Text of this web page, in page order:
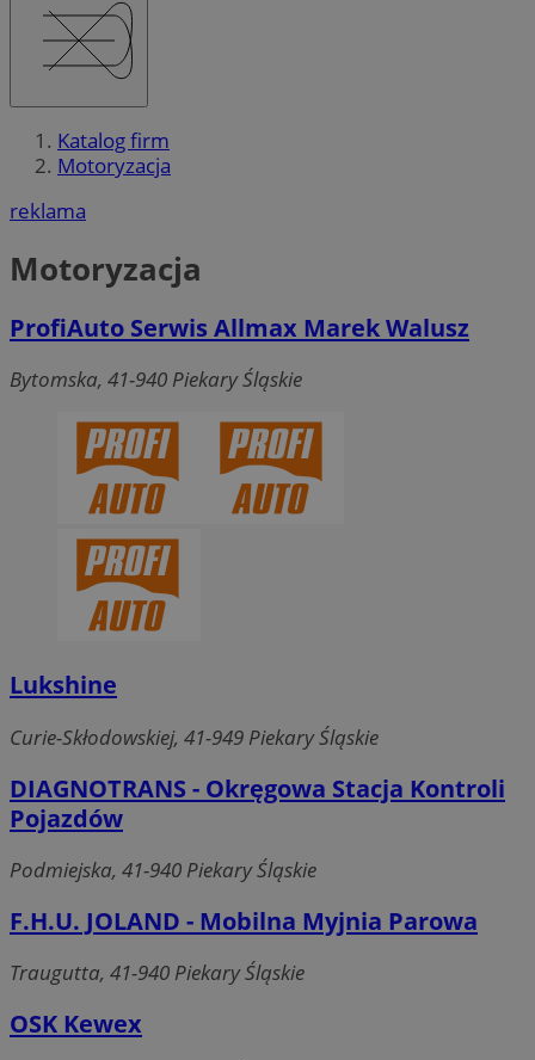
Katalog firm
Motoryzacja
reklama
Motoryzacja
ProfiAuto Serwis Allmax Marek Walusz
Bytomska, 41-940 Piekary Śląskie
Lukshine
Curie-Skłodowskiej, 41-949 Piekary Śląskie
DIAGNOTRANS - Okręgowa Stacja Kontroli
Pojazdów
Podmiejska, 41-940 Piekary Śląskie
F.H.U. JOLAND - Mobilna Myjnia Parowa
Traugutta, 41-940 Piekary Śląskie
OSK Kewex